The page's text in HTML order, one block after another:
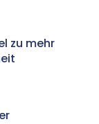
zu mehr